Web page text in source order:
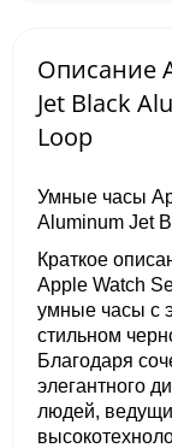
Описание
Jet Black
Loop
Умные часы
Aluminum Jet
Краткое
Apple Watch
умные часы с
стильном
Благодаря
элегантного
людей,